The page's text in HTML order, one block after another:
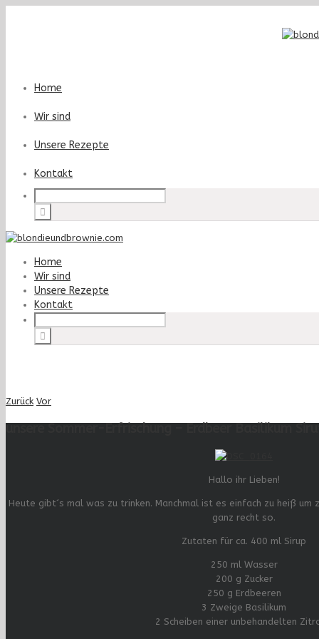
Home
Wir sind
Unsere Rezepte
Kontakt
Home
Wir sind
Unsere Rezepte
Kontakt
Zurück Vor
Hallo ihr Lieben!
Heute gibt´s mal was zu trinken. Manchmal ist es einfach zu heiß um
ganz recht so.
Zutaten für ca. 400 ml Sirup
250 ml Wasser
200 g Zucker
250 g Erdbeeren
3 Zweige Basilikum
2 Scheiben einer unbehandelten